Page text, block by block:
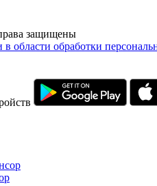
защищены
области обработки